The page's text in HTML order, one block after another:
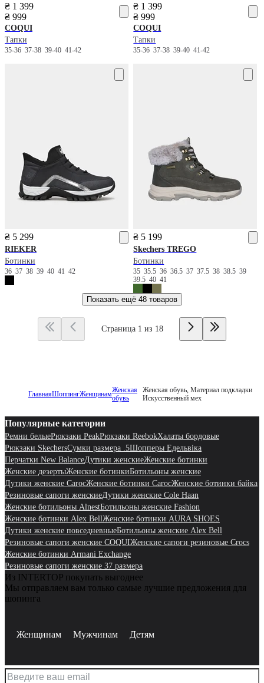
₴ 1 399
₴ 999
COQUI
Тапки
35-36 37-38 39-40 41-42
₴ 1 399
₴ 999
COQUI
Тапки
35-3637-3839-4041-42
₴ 5 299
RIEKER
Ботинки
36 37 38 39 40 41 42
₴ 5 199
Skechers TREGO
Ботинки
3535.53636.53737.53838.539
39.54041
Показать ещё 48 товаров
Страница 1 из 18
ГлавнаяШоппингЖенщинамЖенская
обувь
Женская обувь, Материал подкладки
Искусственный мех
Популярные категории
Ремни белыеРюкзаки PeakРюкзаки ReebokХалаты бордовые
Рюкзаки SkechersСумки размера .5Шопперы Едельвіка
Перчатки New BalanceДутики женскиеЖенские ботинки
Женские дезертыЖенские ботинкиБотильоны женские
Дутики женские CarocЖенские ботинки CarocЖенские ботинки байка
Резиновые сапоги женскиеДутики женские Cole Haan
Женские бoтильоны AlnestБотильоны женские Fashion
Женские ботинки Alex BellЖенские ботинки AURA SHOES
Дутики женские повседневныеБотильоны женские Alex Bell
Резиновые сапоги женские COQUIЖенские сапоги резиновые Crocs
Женские ботинки Armani Exchange
Резиновые сапоги женские 37 размера
Из INTERTOP покупать выгоднее
Мы отправляем вам только самые лучшие предложения для
шопинга
Женщинам Мужчинам Детям